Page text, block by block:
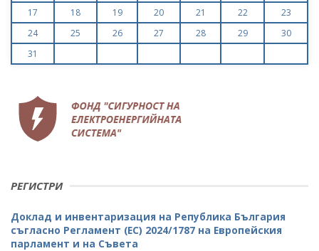
17
18 19 20 21 22
23
24
25 26 27 28 29
30
31
РЕГИСТРИ
Доклад и инвентаризация на Република България
съгласно Регламент (ЕС) 2024/1787 на Европейския
парламент и на Съвета